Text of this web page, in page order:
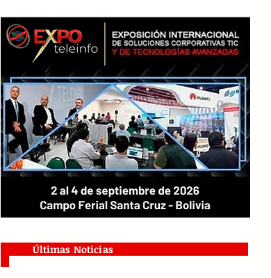
Últimas Noticias